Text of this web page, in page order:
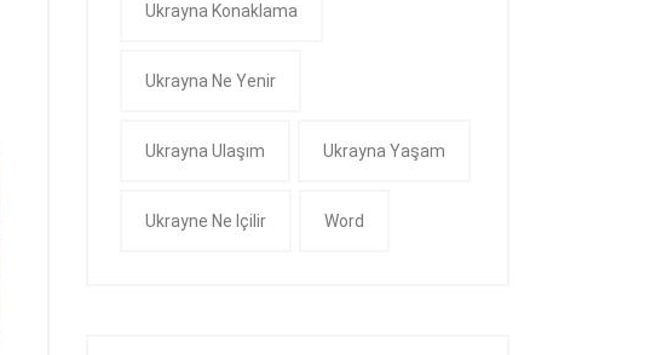
Ukrayna Konaklama
Ukrayna Ne Yenir
Ukrayna Ulaşım Ukrayna Yaşam
Ukrayne Ne Içilir Word